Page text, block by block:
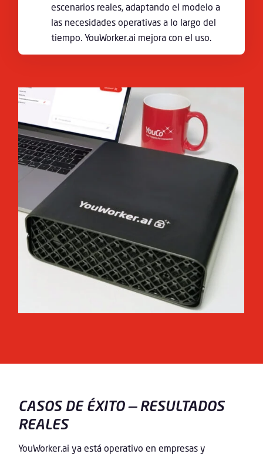
escenarios reales, adaptando el modelo a
las necesidades operativas a lo largo del
tiempo. YouWorker.ai mejora con el uso.
CASOS DE ÉXITO — RESULTADOS
REALES
YouWorker.ai ya está operativo en empresas y